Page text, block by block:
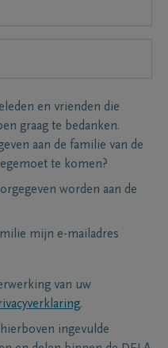
en vrienden die
graag te bedanken.
aan de familie van de
te komen?
worden aan de
mijn e-mailadres
van uw
.
hierboven ingevulde